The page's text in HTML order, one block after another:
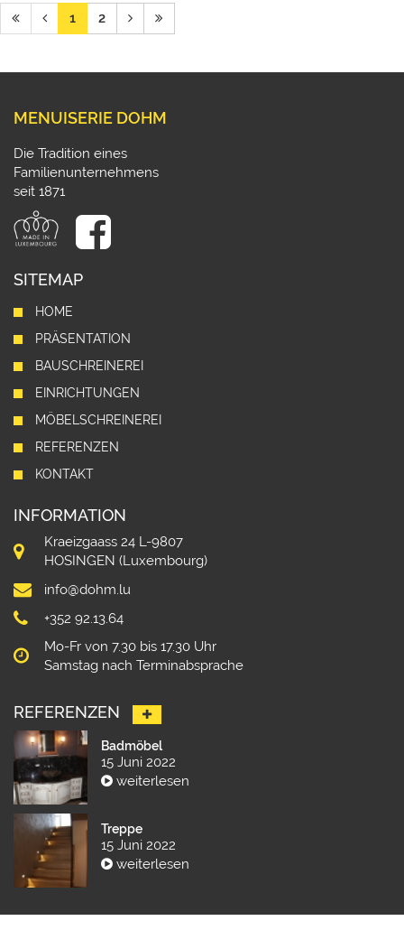
1 2
MENUISERIE DOHM
Die Tradition eines
Familienunternehmens
seit 1871
SITEMAP
HOME
PRÄSENTATION
BAUSCHREINEREI
EINRICHTUNGEN
MÖBELSCHREINEREI
REFERENZEN
KONTAKT
INFORMATION
Kraeizgaass 24 L-9807
HOSINGEN (Luxembourg)
info@dohm.lu
+352 92.13.64
Mo-Fr von 7.30 bis 17.30 Uhr
Samstag nach Terminabsprache
REFERENZEN
Badmöbel
15 Juni 2022
weiterlesen
Treppe
15 Juni 2022
weiterlesen